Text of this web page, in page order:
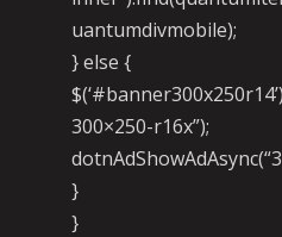
uantumdivmobile);
} else {
300×250-r16x”);
}
}